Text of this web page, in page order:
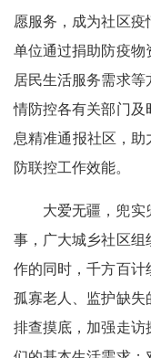
愿服务，成为社区疫
单位通过捐助防疫物
居民生活服务需求
情防控各有关部门及
息精准通报社区，助
防联控工作效能。
大爱无疆，兜实
事，广大城乡社区组
作的同时，千方百计
孤寡老人、监护缺失
排查摸底，加强走访